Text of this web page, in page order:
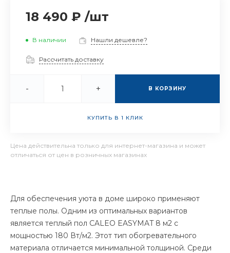
18 490 ₽ /шт
В наличии Нашли дешевле?
Рассчитать доставку
- + В КОРЗИНУ
КУПИТЬ В 1 КЛИК
Цена действительна только для интернет-магазина и может
отличаться от цен в розничных магазинах
Для обеспечения уюта в доме широко применяют
теплые полы. Одним из оптимальных вариантов
является теплый пол CALEO EASYMAT 8 м2 с
мощностью 180 Вт/м2. Этот тип обогревательного
материала отличается минимальной толщиной. Среди